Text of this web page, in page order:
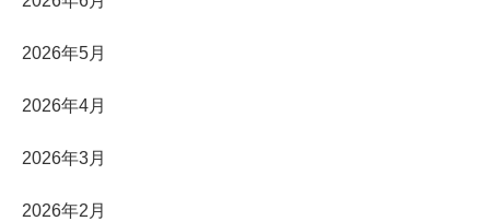
2026年5月
2026年4月
2026年3月
2026年2月